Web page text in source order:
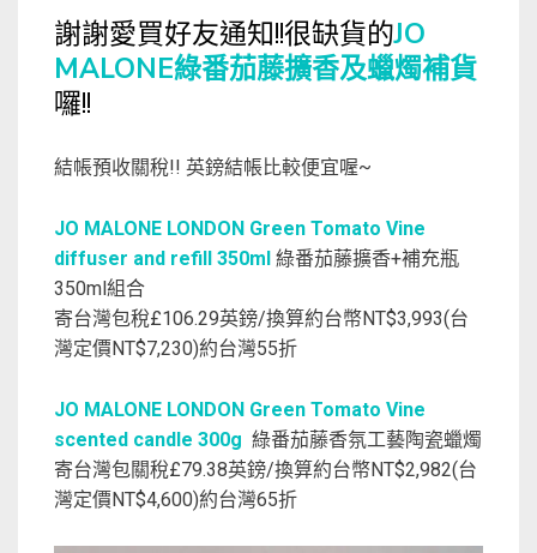
謝謝愛買好友通知!!很缺貨的JO
MALONE綠番茄藤擴香及蠟燭補貨
囉!!
結帳預收關稅!! 英鎊結帳比較便宜喔~
JO MALONE LONDON Green Tomato Vine
diffuser and refill 350ml 綠番茄藤擴香+補充瓶
350ml組合
寄台灣包稅£106.29英鎊/換算約台幣NT$3,993(台
灣定價NT$7,230)約台灣55折
JO MALONE LONDON Green Tomato Vine
scented candle 300g 綠番茄藤香氛工藝陶瓷蠟燭
寄台灣包關稅£79.38英鎊/換算約台幣NT$2,982(台
灣定價NT$4,600)約台灣65折